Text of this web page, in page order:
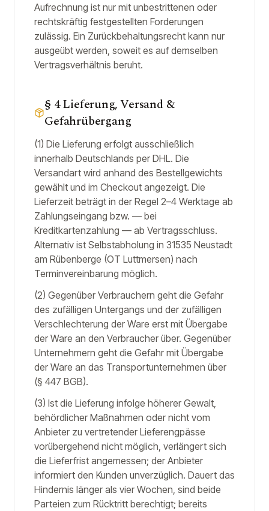
Aufrechnung ist nur mit unbestrittenen oder
rechtskräftig festgestellten Forderungen
zulässig. Ein Zurückbehaltungsrecht kann nur
ausgeübt werden, soweit es auf demselben
Vertragsverhältnis beruht.
§ 4 Lieferung, Versand &
Gefahrübergang
(1) Die Lieferung erfolgt ausschließlich
innerhalb Deutschlands per DHL. Die
Versandart wird anhand des Bestellgewichts
gewählt und im Checkout angezeigt. Die
Lieferzeit beträgt in der Regel 2–4 Werktage ab
Zahlungseingang bzw. — bei
Kreditkartenzahlung — ab Vertragsschluss.
Alternativ ist Selbstabholung in 31535 Neustadt
am Rübenberge (OT Luttmersen) nach
Terminvereinbarung möglich.
(2) Gegenüber Verbrauchern geht die Gefahr
des zufälligen Untergangs und der zufälligen
Verschlechterung der Ware erst mit Übergabe
der Ware an den Verbraucher über. Gegenüber
Unternehmern geht die Gefahr mit Übergabe
der Ware an das Transportunternehmen über
(§ 447 BGB).
(3) Ist die Lieferung infolge höherer Gewalt,
behördlicher Maßnahmen oder nicht vom
Anbieter zu vertretender Lieferengpässe
vorübergehend nicht möglich, verlängert sich
die Lieferfrist angemessen; der Anbieter
informiert den Kunden unverzüglich. Dauert das
Hindernis länger als vier Wochen, sind beide
Parteien zum Rücktritt berechtigt; bereits